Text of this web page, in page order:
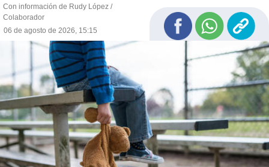
Con información de Rudy López /
Colaborador
06 de agosto de 2026, 15:15